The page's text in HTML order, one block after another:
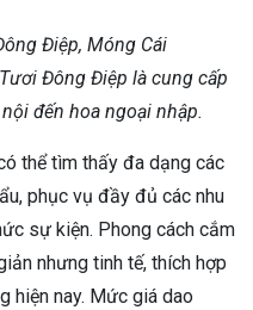
Đông Điệp là cung cấp
đến hoa ngoại nhập.
thể tìm thấy đa dạng các
phục vụ đầy đủ các nhu
sự kiện. Phong cách cắm
nhưng tinh tế, thích hợp
hiện nay. Mức giá dao